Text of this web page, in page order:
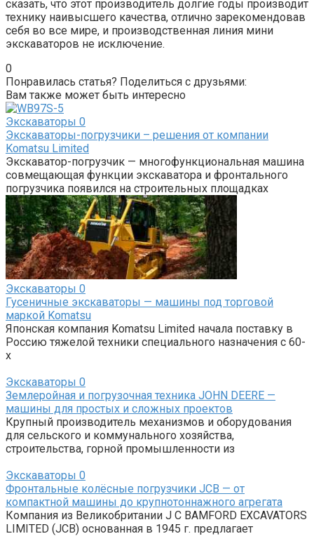
сказать, что этот производитель долгие годы производит
технику наивысшего качества, отлично зарекомендовав
себя во все мире, и производственная линия мини
экскаваторов не исключение.
0
Понравилась статья? Поделиться с друзьями:
Вам также может быть интересно
Экскаваторы 0
Экскаваторы-погрузчики – решения от компании
Komatsu Limited
Экскаватор-погрузчик — многофункциональная машина
совмещающая функции экскаватора и фронтального
погрузчика появился на строительных площадках
Экскаваторы 0
Гусеничные экскаваторы — машины под торговой
маркой Komatsu
Японская компания Komatsu Limited начала поставку в
Россию тяжелой техники специального назначения с 60-
х
Экскаваторы 0
Землеройная и погрузочная техника JOHN DEERE —
машины для простых и сложных проектов
Крупный производитель механизмов и оборудования
для сельского и коммунального хозяйства,
строительства, горной промышленности из
Экскаваторы 0
Фронтальные колёсные погрузчики JCB — от
компактной машины до крупнотоннажного агрегата
Компания из Великобритании J C BAMFORD EXCAVATORS
LIMITED (JCB) основанная в 1945 г. предлагает